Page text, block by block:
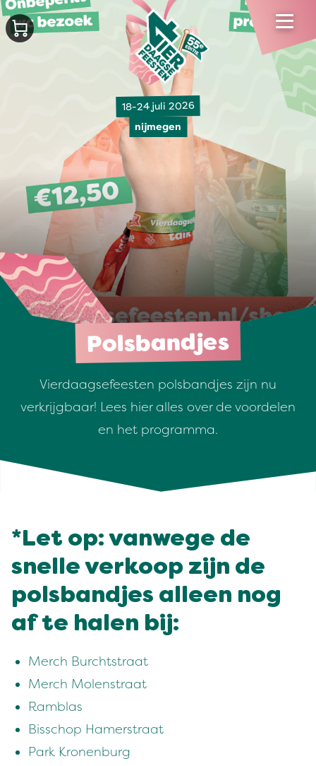
18-24 juli 2026
nijmegen
Polsbandjes
Vierdaagsefeesten polsbandjes zijn nu
verkrijgbaar! Lees hier alles over de voordelen
en het programma.
*Let op: van­wege de
snelle verkoop zijn de
pols­band­jes alleen nog
af te halen bij:
Merch Burcht­straat
Merch Molen­straat
Ram­blas
Biss­chop Hamerstraat
Park Kro­nen­burg